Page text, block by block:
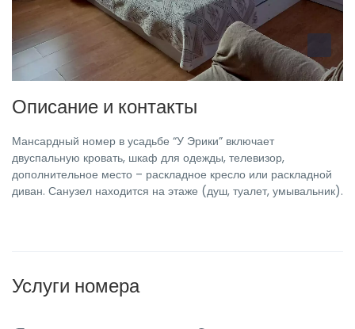
Описание и контакты
Мансардный номер в усадьбе “У Эрики” включает
двуспальную кровать, шкаф для одежды, телевизор,
дополнительное место – раскладное кресло или раскладной
диван. Санузел находится на этаже (душ, туалет, умывальник).
Услуги номера